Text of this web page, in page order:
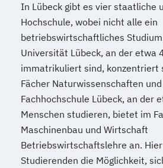
In Lübeck gibt es vier staatliche
Hochschule, wobei nicht alle ein
betriebswirtschaftliches
Universität Lübeck, an der etwa
immatrikuliert sind, konzentriert
Fächer Naturwissenschaften
Fachhochschule Lübeck, an der
Menschen studieren, bietet im
Maschinenbau und Wirtschaft
Betriebswirtschaftslehre an.
Studierenden die Möglichkeit,